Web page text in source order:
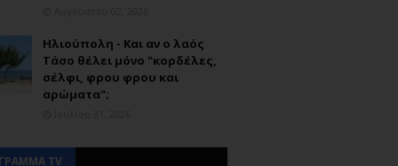
Ηλιούπολη - Και αν ο λαός
Τάσο θέλει μόνο "κορδέλες,
σέλφι, φρου φρου και
αρώματα";
TV